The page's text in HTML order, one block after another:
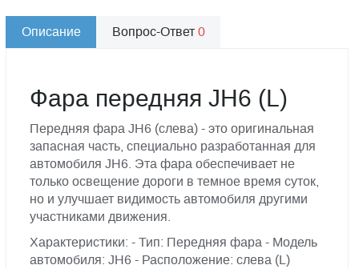
Описание Вопрос-Ответ0
Фара передняя JН6 (L)
Передняя фара JН6 (слева) - это оригинальная
запасная часть, специально разработанная для
автомобиля JН6. Эта фара обеспечивает не
только освещение дороги в темное время суток,
но и улучшает видимость автомобиля другими
участниками движения.
Характеристики: - Тип: Передняя фара - Модель
автомобиля: JН6 - Расположение: слева (L)